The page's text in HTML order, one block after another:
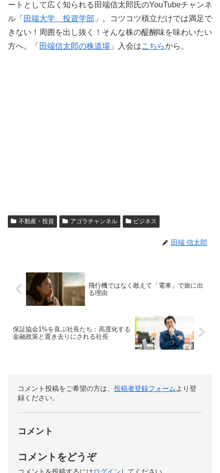
ートとして広く知られる田端信太郎氏のYouTubeチャンネ
ル「 田端大学 投資学部 」。コツコツ積立だけでは満足で
きない！周囲を出し抜く！そんな株の醍醐味を味わいたい
方へ。「 田端信太郎の株道場 」入会はこちらから。
不動産・投資 アゴラチャンネル ビジネス
田端 信太郎
飛行機ではなく敢えて「電車」で旅に出
る理由
保証協会1%を喜ぶ社長たち：高度化する
金融政策と置き去りにされる社長
コメント投稿をご希望の方は、 投稿者登録フォーム より登
録ください。
コメント
コメントをどうぞ